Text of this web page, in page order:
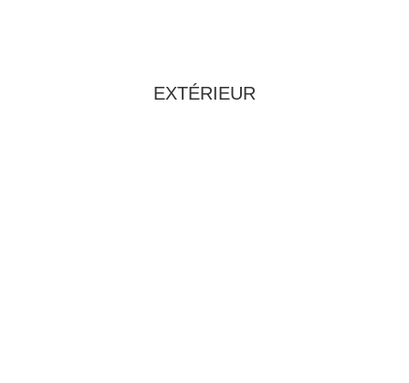
EXTÉRIEUR